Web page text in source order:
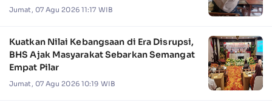
Jumat, 07 Agu 2026 11:17 WIB
Kuatkan Nilai Kebangsaan di Era Disrupsi,
BHS Ajak Masyarakat Sebarkan Semangat
Empat Pilar
Jumat, 07 Agu 2026 10:19 WIB